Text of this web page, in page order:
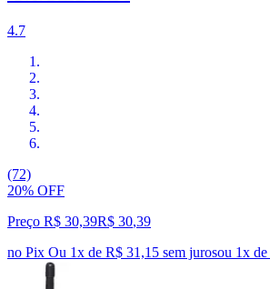
4.7
(72)
20% OFF
Preço R$ 30,39R$ 30,39
no Pix Ou 1x de R$ 31,15 sem jurosou 1x de